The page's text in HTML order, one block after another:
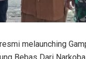
melaunching